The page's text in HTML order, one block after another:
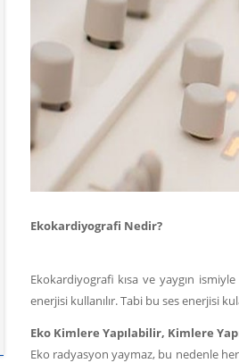
Ekokardiyografi Nedir?
Ekokardiyografi kısa ve yaygın
enerjisi kullanılır. Tabi bu ses enerjisi
Eko Kimlere Yapılabilir, Kimlere
Eko radyasyon yaymaz, bu nedenle